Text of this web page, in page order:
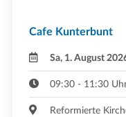
Cafe Kunterbunt
Sa, 1. August
09:30 - 11:30
Reformierte